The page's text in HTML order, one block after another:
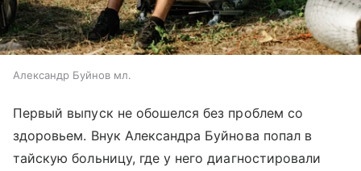
Александр Буйнов мл.
Первый выпуск не обошелся без проблем со
здоровьем. Внук Александра Буйнова попал в
тайскую больницу, где у него диагностировали